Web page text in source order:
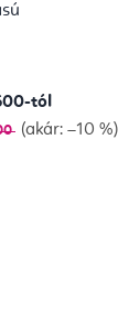
tól
(akár: –10 %)